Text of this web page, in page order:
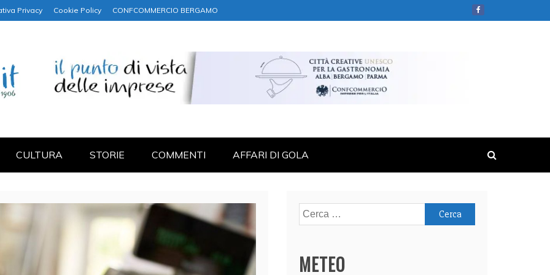
Privacy Cookie Policy CONFCOMMERCIO BERGAMO
CULTURA STORIE COMMENTI AFFARI DI GOLA
Ricerca
per:
METEO